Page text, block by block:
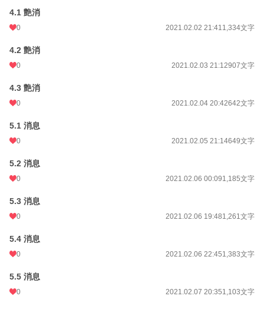
4.1 艶消
0 2021.02.02 21:411,334文字
4.2 艶消
0 2021.02.03 21:12907文字
4.3 艶消
0 2021.02.04 20:42642文字
5.1 消息
0 2021.02.05 21:14649文字
5.2 消息
0 2021.02.06 00:091,185文字
5.3 消息
0 2021.02.06 19:481,261文字
5.4 消息
0 2021.02.06 22:451,383文字
5.5 消息
0 2021.02.07 20:351,103文字